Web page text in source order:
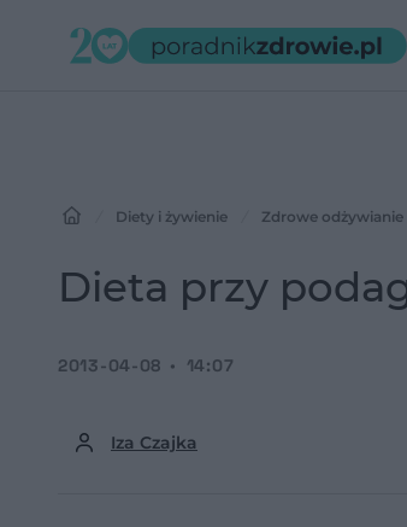
Diety i żywienie Zdrowe odżywianie
Dieta przy
Iza Czajka
2013-04-08 14:07